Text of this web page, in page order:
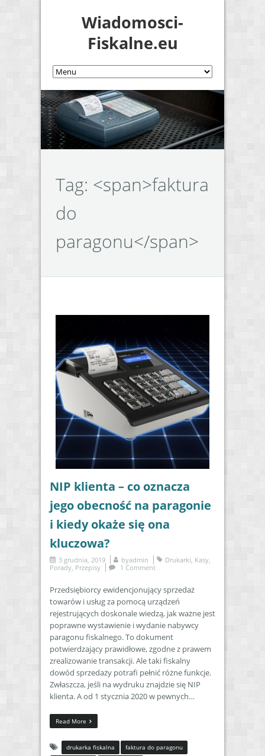
Wiadomosci-
Fiskalne.eu
Tag: <span>faktura
do
paragonu</span>
NIP klienta – co oznacza
jego obecność na paragonie
i kiedy okaże się ona
kluczowa?
3 grudnia, 2019 byadmin Drukarki, Kasy,
Porady, Przepisy 1 Comment
Przedsiębiorcy ewidencjonujący sprzedaż
towarów i usług za pomocą urządzeń
rejestrujących doskonale wiedzą, jak ważne jest
poprawne wystawienie i wydanie nabywcy
paragonu fiskalnego. To dokument
potwierdzający prawidłowe, zgodne z prawem
zrealizowanie transakcji. Ale taki fiskalny
dowód sprzedaży potrafi pełnić różne funkcje.
Zwłaszcza, jeśli na wydruku znajdzie się NIP
klienta. A od 1 stycznia 2020 w pewnych…
Read More
drukarka fiskalna
faktura do paragonu